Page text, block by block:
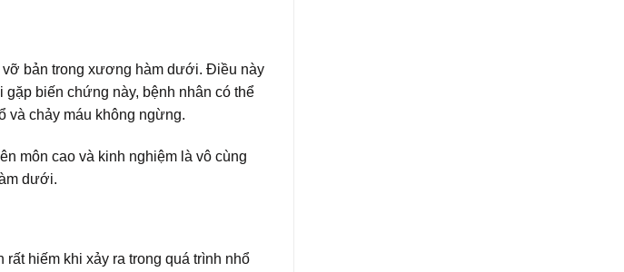
vỡ bản trong xương hàm dưới. Điều này
biến chứng này, bệnh nhân có thể
và chảy máu không ngừng.
môn cao và kinh nghiệm là vô cùng
dưới.
hiếm khi xảy ra trong quá trình nhổ